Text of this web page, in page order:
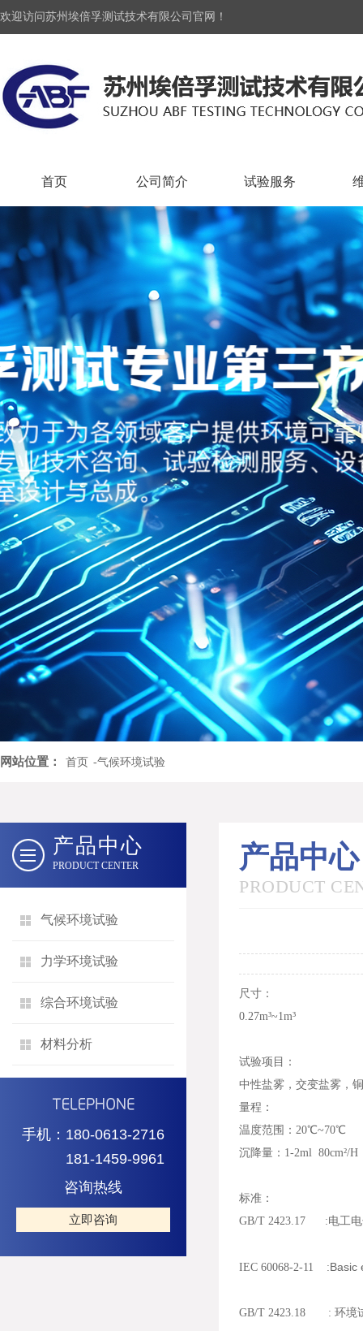
欢迎访问苏州埃倍孚测试技术有限公司官网！
首页 公司简介 试验服务
网站位置： 首页 -气候环境试验
产品中心
PRODUCT CENTER
气候环境试验
力学环境试验
综合环境试验
材料分析
手机：180-0613-2716
181-1459-9961
咨询热线
立即咨询
产品中心
PRODUCT
尺寸：
0.27m³~1m³
试验项目：
中性盐雾，交变盐雾，
量程：
温度范围：20℃~70℃
沉降量：1-2ml 80cm²/H
标准：
GB/T 2423.17 :电工电
IEC 60068-2-11 :Basic
GB/T 2423.18 : 环境